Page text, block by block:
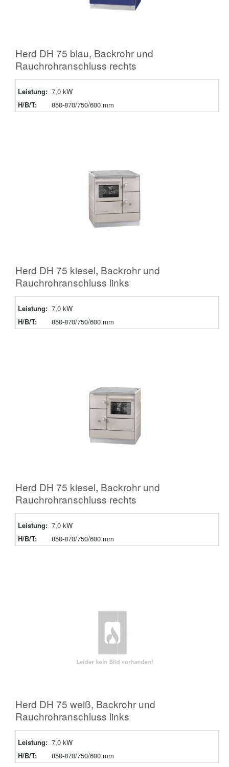
Herd DH 75 blau, Backrohr und
Rauchrohranschluss rechts
Leistung: 7,0 kW
H/B/T:
850-870/750/600 mm
Herd DH 75 kiesel, Backrohr und
Rauchrohranschluss links
Leistung: 7,0 kW
H/B/T:
850-870/750/600 mm
Herd DH 75 kiesel, Backrohr und
Rauchrohranschluss rechts
Leistung: 7,0 kW
H/B/T:
850-870/750/600 mm
Herd DH 75 weiß, Backrohr und
Rauchrohranschluss links
Leistung: 7,0 kW
H/B/T:
850-870/750/600 mm